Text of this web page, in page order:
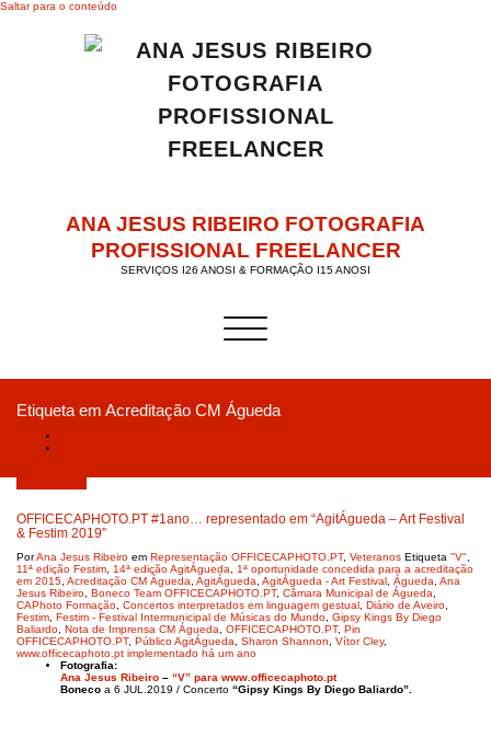
Saltar para o conteúdo
ANA JESUS RIBEIRO FOTOGRAFIA
PROFISSIONAL FREELANCER
SERVIÇOS I26 ANOSI & FORMAÇÃO I15 ANOSI
Alternar a navegação
Etiqueta em Acreditação CM Águeda
OFFICECAPHOTO.PT #1ano… representado em “AgitÁgueda – Art Festival
& Festim 2019”
PorAna Jesus Ribeiro em Representação OFFICECAPHOTO.PT, Veteranos Etiqueta "V"
11ª edição Festim
14ª edição AgitÁgueda
1ª oportunidade concedida para a acreditação
em 2015 Acreditação CM Águeda AgitÁgueda AgitÁgueda - Art Festival Águeda Ana
Jesus Ribeiro Boneco Team OFFICECAPHOTO.PT, Câmara Municipal de Águeda
CAPhoto Formação Concertos interpretados em linguagem gestual Diário de Aveiro
Festim Festim - Festival Intermunicipal de Músicas do Mundo Gipsy Kings By Diego
Baliardo Nota de Imprensa CM Águeda OFFICECAPHOTO.PT, Pin
OFFICECAPHOTO.PT, Público AgitÁgueda Sharon Shannon Vítor Cley,
www.officecaphoto.pt implementado há um ano
Fotografia:
Ana Jesus Ribeiro – “V” para www.officecaphoto.pt
Boneco a 6 JUL.2019 / Concerto “Gipsy Kings By Diego Baliardo”.